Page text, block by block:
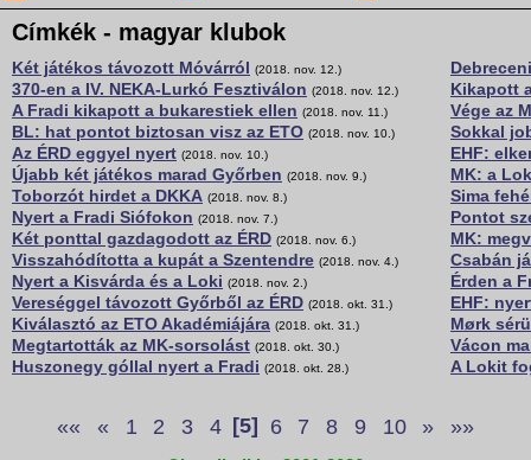
Címkék - magyar klubok
Két játékos távozott Móvárról (2018. nov. 12.)
370-en a IV. NEKA-Lurkó Fesztiválon (2018. nov. 12.)
A Fradi kikapott a bukarestiek ellen (2018. nov. 11.)
BL: hat pontot biztosan visz az ETO (2018. nov. 10.)
Az ÉRD eggyel nyert (2018. nov. 10.)
Újabb két játékos marad Győrben (2018. nov. 9.)
Toborzót hirdet a DKKA (2018. nov. 8.)
Nyert a Fradi Siófokon (2018. nov. 7.)
Két ponttal gazdagodott az ÉRD (2018. nov. 6.)
Visszahódította a kupát a Szentendre (2018. nov. 4.)
Nyert a Kisvárda és a Loki (2018. nov. 2.)
Vereséggel távozott Győrből az ÉRD (2018. okt. 31.)
Kiválasztó az ETO Akadémiájára (2018. okt. 31.)
Megtartották az MK-sorsolást (2018. okt. 30.)
Huszonegy góllal nyert a Fradi (2018. okt. 28.)
Kikapott
Vége az
Sokkal
EHF:
MK: a
Sima
Pontot
MK:
Csabán
Érden a
EHF:
Mørk
Vácon
A Lokit
«« « 1 2 3 4 [5] 6 7 8 9 10 » »»